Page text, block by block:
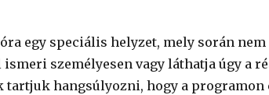
egy speciális helyzet, mely során
személyesen vagy láthatja úgy a
tartjuk hangsúlyozni, hogy a programon